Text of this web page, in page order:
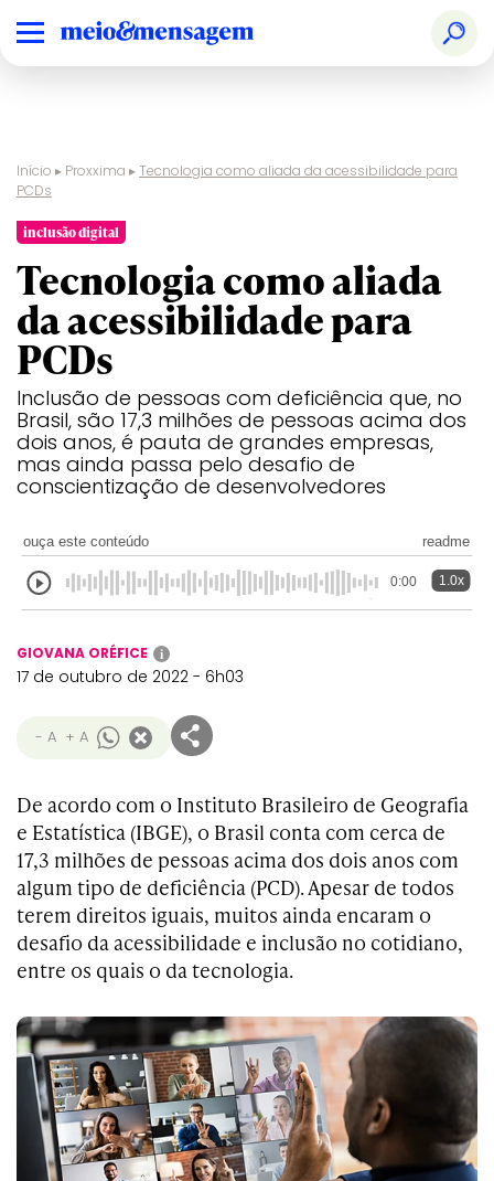
Início ▸ Proxxima ▸ Tecnologia como aliada da acessibilidade para
PCDs
inclusão digital
Tecnologia como aliada
da acessibilidade para
PCDs
Inclusão de pessoas com deficiência que, no
Brasil, são 17,3 milhões de pessoas acima dos
dois anos, é pauta de grandes empresas,
mas ainda passa pelo desafio de
conscientização de desenvolvedores
ouça este conteúdo readme
0:00 1.0x
GIOVANA ORÉFICE i
17 de outubro de 2022 - 6h03
- A + A
De acordo com o Instituto Brasileiro de Geografia
e Estatística (IBGE), o Brasil conta com cerca de
17,3 milhões de pessoas acima dos dois anos com
algum tipo de deficiência (PCD). Apesar de todos
terem direitos iguais, muitos ainda encaram o
desafio da acessibilidade e inclusão no cotidiano,
entre os quais o da tecnologia.